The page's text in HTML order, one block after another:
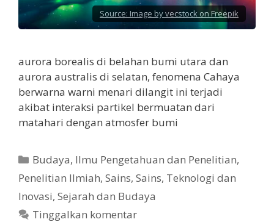
Source: Image by vecstock on Freepik
aurora borealis di belahan bumi utara dan
aurora australis di selatan, fenomena Cahaya
berwarna warni menari dilangit ini terjadi
akibat interaksi partikel bermuatan dari
matahari dengan atmosfer bumi
Kategori
Budaya, Ilmu Pengetahuan dan Penelitian,
Penelitian Ilmiah, Sains, Sains, Teknologi dan
Inovasi, Sejarah dan Budaya
Tinggalkan komentar